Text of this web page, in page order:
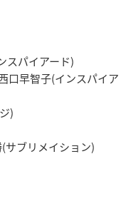
スパイアード)
口早智子(インスパイア
)
サブリメイション)